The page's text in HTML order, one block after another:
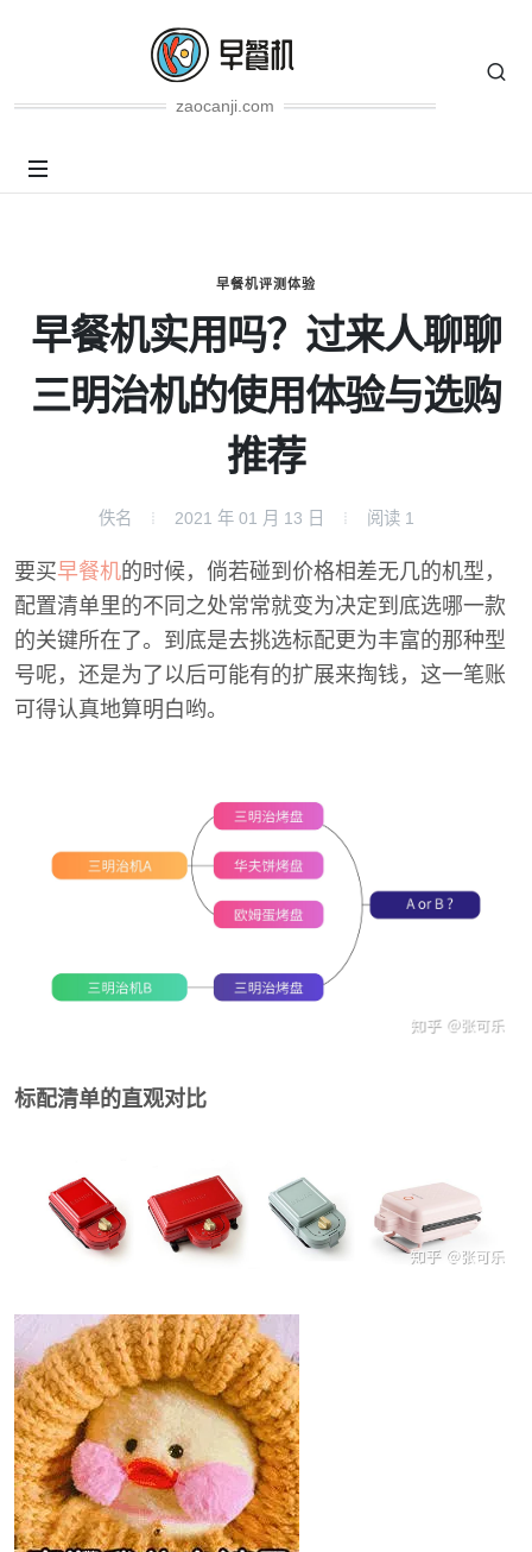
zaocanji.com
早餐机评测体验
早餐机实用吗？过来人聊聊
三明治机的使用体验与选购
推荐
佚名 2021 年 01 月 13 日 阅读 1
要买早餐机的时候，倘若碰到价格相差无几的机型，
配置清单里的不同之处常常就变为决定到底选哪一款
的关键所在了。到底是去挑选标配更为丰富的那种型
号呢，还是为了以后可能有的扩展来掏钱，这一笔账
可得认真地算明白哟。
标配清单的直观对比